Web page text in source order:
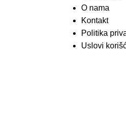
O nama
Kontakt
Politika
Uslovi